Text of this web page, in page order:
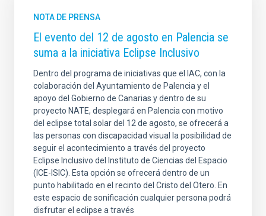
NOTA DE PRENSA
El evento del 12 de agosto en Palencia se
suma a la iniciativa Eclipse Inclusivo
Dentro del programa de iniciativas que el IAC, con la
colaboración del Ayuntamiento de Palencia y el
apoyo del Gobierno de Canarias y dentro de su
proyecto NATE, desplegará en Palencia con motivo
del eclipse total solar del 12 de agosto, se ofrecerá a
las personas con discapacidad visual la posibilidad de
seguir el acontecimiento a través del proyecto
Eclipse Inclusivo del Instituto de Ciencias del Espacio
(ICE-ISIC). Esta opción se ofrecerá dentro de un
punto habilitado en el recinto del Cristo del Otero. En
este espacio de sonificación cualquier persona podrá
disfrutar el eclipse a través